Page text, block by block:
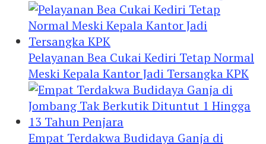
Pelayanan Bea Cukai Kediri Tetap Normal
Meski Kepala Kantor Jadi Tersangka KPK
Empat Terdakwa Budidaya Ganja di